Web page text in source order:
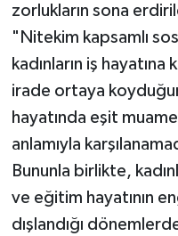
zorlukların sona
"Nitekim kapsamlı
kadınların iş
irade ortaya
hayatında eşit
anlamıyla
Bununla birlikte,
ve eğitim hayatının
dışlandığı